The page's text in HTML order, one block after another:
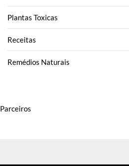
Plantas Toxicas
Receitas
Remédios Naturais
Parceiros